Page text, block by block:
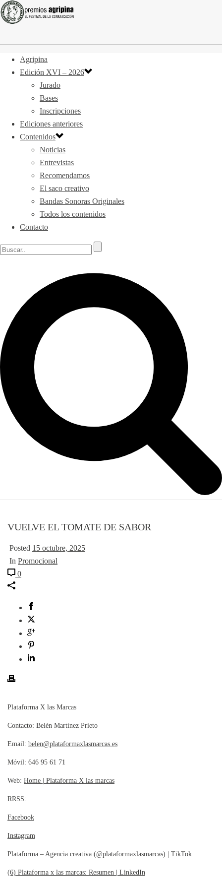
Agripina
Edición XVI – 2026
Jurado
Bases
Inscripciones
Ediciones anteriores
Contenidos
Noticias
Entrevistas
Recomendamos
El saco creativo
Bandas Sonoras Originales
Todos los contenidos
Contacto
VUELVE EL TOMATE DE SABOR
Posted 15 octubre, 2025
In Promocional
0
Plataforma X las Marcas
Contacto: Belén Martínez Prieto
Email: belen@plataformaxlasmarcas.es
Móvil: 646 95 61 71
Web: Home | Plataforma X las marcas
RRSS:
Facebook
Instagram
Plataforma – Agencia creativa (@plataformaxlasmarcas) | TikTok
(6) Plataforma x las marcas: Resumen | LinkedIn